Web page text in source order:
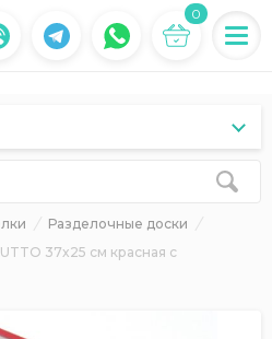
0
Разделочные доски
37x25 см красная с